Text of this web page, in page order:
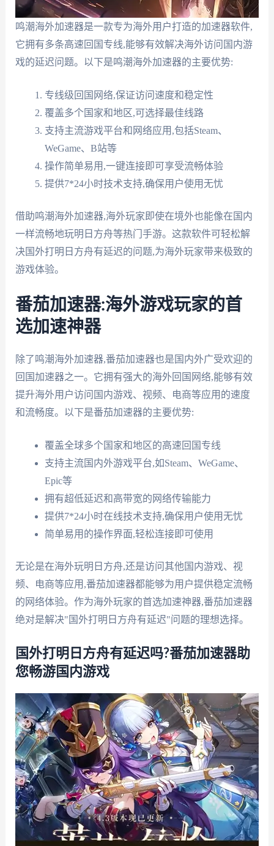
鸣潮海外加速器是一款专为海外用户打造的加速器软件,
它拥有多条高速回国专线,能够有效解决海外访问国内游
戏的延迟问题。以下是鸣潮海外加速器的主要优势:
专线级回国网络,保证访问速度和稳定性
覆盖多个国家和地区,可选择最佳线路
支持主流游戏平台和网络应用,包括Steam、
WeGame、B站等
操作简单易用,一键连接即可享受流畅体验
提供7*24小时技术支持,确保用户使用无忧
借助鸣潮海外加速器,海外玩家即使在境外也能像在国内
一样流畅地玩明日方舟等热门手游。这款软件可轻松解
决国外打明日方舟有延迟的问题,为海外玩家带来极致的
游戏体验。
番茄加速器:海外游戏玩家的首
选加速神器
除了鸣潮海外加速器,番茄加速器也是国内外广受欢迎的
回国加速器之一。它拥有强大的海外回国网络,能够有效
提升海外用户访问国内游戏、视频、电商等应用的速度
和流畅度。以下是番茄加速器的主要优势:
覆盖全球多个国家和地区的高速回国专线
支持主流国内外游戏平台,如Steam、WeGame、
Epic等
拥有超低延迟和高带宽的网络传输能力
提供7*24小时在线技术支持,确保用户使用无忧
简单易用的操作界面,轻松连接即可使用
无论是在海外玩明日方舟,还是访问其他国内游戏、视
频、电商等应用,番茄加速器都能够为用户提供稳定流畅
的网络体验。作为海外玩家的首选加速神器,番茄加速器
绝对是解决"国外打明日方舟有延迟"问题的理想选择。
国外打明日方舟有延迟吗?番茄加速器助
您畅游国内游戏